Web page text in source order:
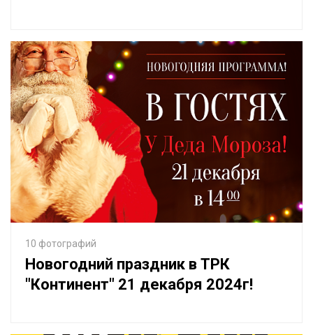
10 фотографий
Новогодний праздник в ТРК
"Континент" 21 декабря 2024г!